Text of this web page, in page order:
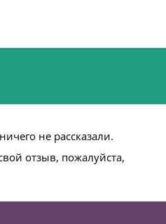
не рассказали.
отзыв, пожалуйста,